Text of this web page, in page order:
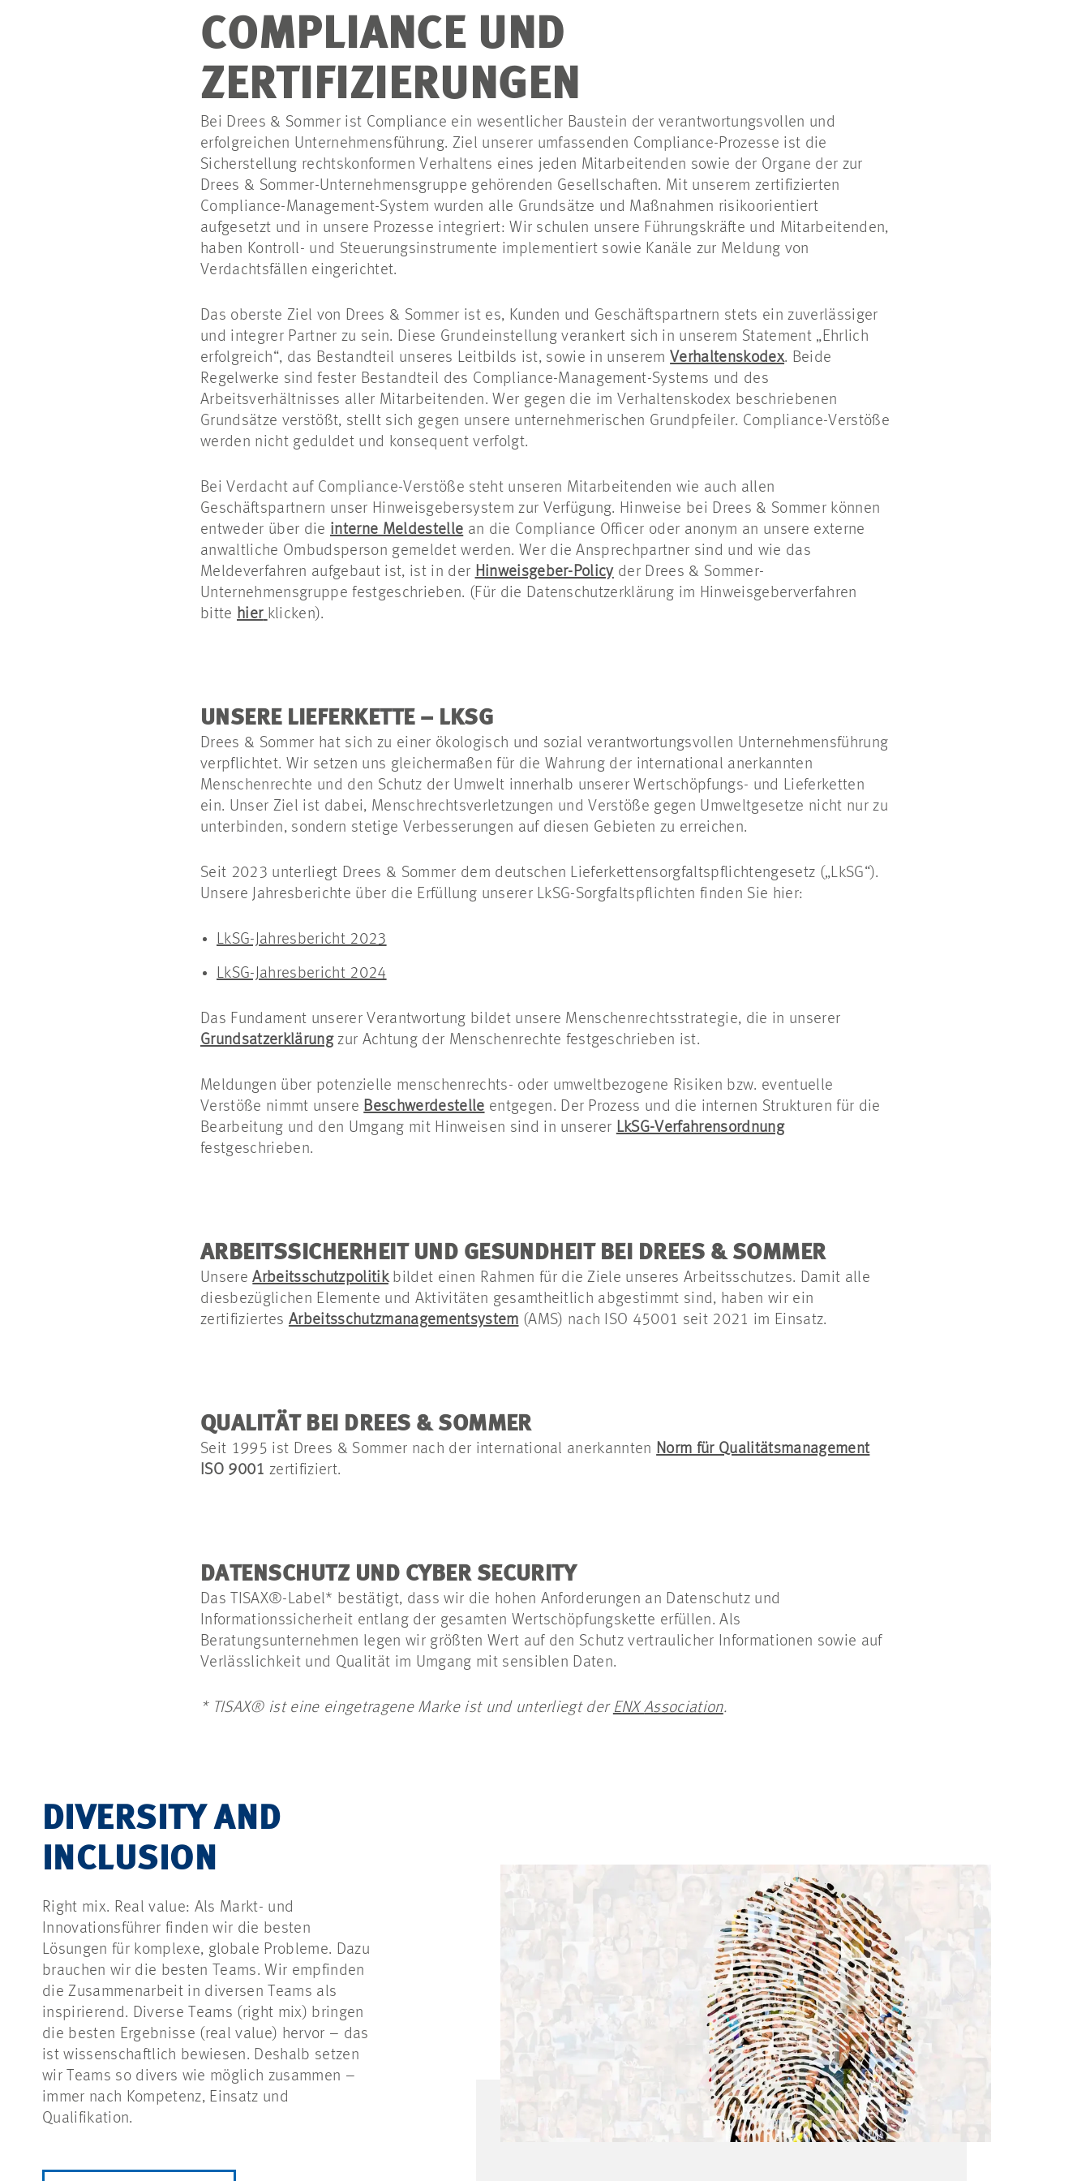
COMPLIANCE UND
ZERTIFIZIERUNGEN
Bei Drees & Sommer ist Compliance ein wesentlicher Baustein der verantwortungsvollen und
erfolgreichen Unternehmensführung. Ziel unserer umfassenden Compliance-Prozesse ist die
Sicherstellung rechtskonformen Verhaltens eines jeden Mitarbeitenden sowie der Organe der zur
Drees & Sommer-Unternehmensgruppe gehörenden Gesellschaften. Mit unserem zertifizierten
Compliance-Management-System wurden alle Grundsätze und Maßnahmen risikoorientiert
aufgesetzt und in unsere Prozesse integriert: Wir schulen unsere Führungskräfte und Mitarbeitenden,
haben Kontroll- und Steuerungsinstrumente implementiert sowie Kanäle zur Meldung von
Verdachtsfällen eingerichtet.
Das oberste Ziel von Drees & Sommer ist es, Kunden und Geschäftspartnern stets ein zuverlässiger
und integrer Partner zu sein. Diese Grundeinstellung verankert sich in unserem Statement „Ehrlich
erfolgreich“, das Bestandteil unseres Leitbilds ist, sowie in unserem Verhaltenskodex. Beide
Regelwerke sind fester Bestandteil des Compliance-Management-Systems und des
Arbeitsverhältnisses aller Mitarbeitenden. Wer gegen die im Verhaltenskodex beschriebenen
Grundsätze verstößt, stellt sich gegen unsere unternehmerischen Grundpfeiler. Compliance-Verstöße
werden nicht geduldet und konsequent verfolgt.
Bei Verdacht auf Compliance-Verstöße steht unseren Mitarbeitenden wie auch allen
Geschäftspartnern unser Hinweisgebersystem zur Verfügung. Hinweise bei Drees & Sommer können
entweder über die interne Meldestelle an die Compliance Officer oder anonym an unsere externe
anwaltliche Ombudsperson gemeldet werden. Wer die Ansprechpartner sind und wie das
Meldeverfahren aufgebaut ist, ist in der Hinweisgeber-Policy der Drees & Sommer-
Unternehmensgruppe festgeschrieben. (Für die Datenschutzerklärung im Hinweisgeberverfahren
bitte hier klicken).
UNSERE LIEFERKETTE – LKSG
Drees & Sommer hat sich zu einer ökologisch und sozial verantwortungsvollen Unternehmensführung
verpflichtet. Wir setzen uns gleichermaßen für die Wahrung der international anerkannten
Menschenrechte und den Schutz der Umwelt innerhalb unserer Wertschöpfungs- und Lieferketten
ein. Unser Ziel ist dabei, Menschrechtsverletzungen und Verstöße gegen Umweltgesetze nicht nur zu
unterbinden, sondern stetige Verbesserungen auf diesen Gebieten zu erreichen.
Seit 2023 unterliegt Drees & Sommer dem deutschen Lieferkettensorgfaltspflichtengesetz („LkSG“).
Unsere Jahresberichte über die Erfüllung unserer LkSG-Sorgfaltspflichten finden Sie hier:
LkSG-Jahresbericht 2023
LkSG-Jahresbericht 2024
Das Fundament unserer Verantwortung bildet unsere Menschenrechtsstrategie, die in unserer
Grundsatzerklärungzur Achtung der Menschenrechte festgeschrieben ist.
Meldungen über potenzielle menschenrechts- oder umweltbezogene Risiken bzw. eventuelle
Verstöße nimmt unsere Beschwerdestelle entgegen. Der Prozess und die internen Strukturen für die
Bearbeitung und den Umgang mit Hinweisen sind in unserer LkSG-Verfahrensordnung
festgeschrieben.
ARBEITSSICHERHEIT UND GESUNDHEIT BEI DREES & SOMMER
UnsereArbeitsschutzpolitikbildet einen Rahmen für die Ziele unseres Arbeitsschutzes. Damit alle
diesbezüglichen Elemente und Aktivitäten gesamtheitlich abgestimmt sind, haben wir ein
zertifiziertes Arbeitsschutzmanagementsystem (AMS) nach ISO 45001 seit 2021 im Einsatz.
QUALITÄT BEI DREES & SOMMER
Seit 1995 ist Drees & Sommer nach der international anerkannten Norm für Qualitätsmanagement
ISO 9001 zertifiziert.
DATENSCHUTZ UND CYBER SECURITY
Das TISAX®-Label* bestätigt, dass wir die hohen Anforderungen an Datenschutz und
Informationssicherheit entlang der gesamten Wertschöpfungskette erfüllen. Als
Beratungsunternehmen legen wir größten Wert auf den Schutz vertraulicher Informationen sowie auf
Verlässlichkeit und Qualität im Umgang mit sensiblen Daten.
* TISAX® ist eine eingetragene Marke ist und unterliegt der ENXAssociation.
DIVERSITY AND
INCLUSION
Right mix. Real value: Als Markt- und
Innovationsführer finden wir die besten
Lösungen für komplexe, globale Probleme. Dazu
brauchen wir die besten Teams. Wir empfinden
die Zusammenarbeit in diversen Teams als
inspirierend. Diverse Teams (right mix) bringen
die besten Ergebnisse (real value) hervor – das
ist wissenschaftlich bewiesen. Deshalb setzen
wir Teams so divers wie möglich zusammen –
immer nach Kompetenz, Einsatz und
Qualifikation.